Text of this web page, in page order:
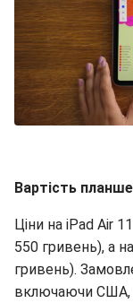
Вартість
Ціни на iPad Air
550 гривень), а
гривень).
включаючи США,